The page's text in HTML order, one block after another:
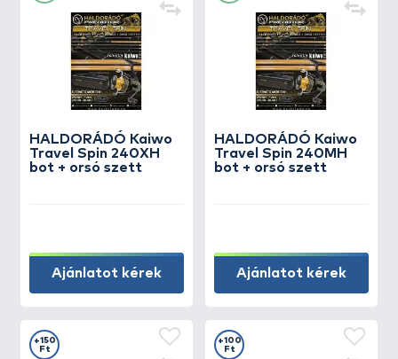
HALDORÁDÓ Kaiwo
Travel Spin 240XH
bot + orsó szett
Ajánlatot kérek
HALDORÁDÓ Kaiwo
Travel Spin 240MH
bot + orsó szett
Ajánlatot kérek
+150
Ft
+100
Ft